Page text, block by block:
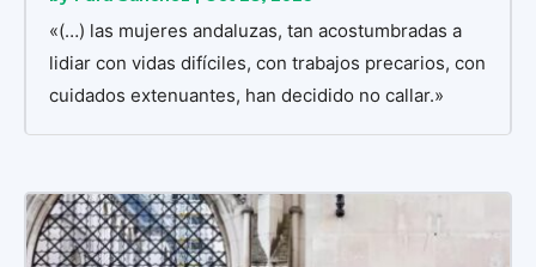
«(…) las mujeres andaluzas, tan acostumbradas a
lidiar con vidas difíciles, con trabajos precarios, con
cuidados extenuantes, han decidido no callar.»